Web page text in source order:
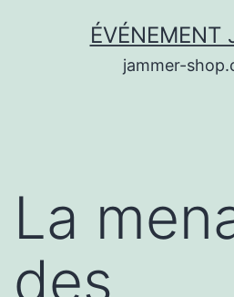
ÉVÉNEMENT
jammer-
La
des